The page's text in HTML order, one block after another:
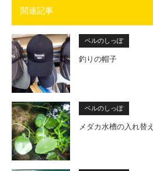
関連記事
ベルのしっぽ
釣りの帽子
ベルのしっぽ
メダカ水槽の入れ替え